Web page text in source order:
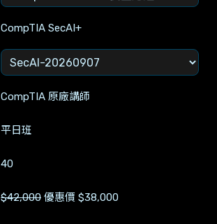
CompTIA SecAI+
CompTIA 原廠講師
平日班
40
$42,000 優惠價 $38,000